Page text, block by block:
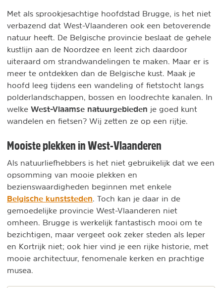
Met als sprookjesachtige hoofdstad Brugge, is het niet
verbazend dat West-Vlaanderen ook een betoverende
natuur heeft. De Belgische provincie beslaat de gehele
kustlijn aan de Noordzee en leent zich daardoor
uiteraard om strandwandelingen te maken. Maar er is
meer te ontdekken dan de Belgische kust. Maak je
hoofd leeg tijdens een wandeling of fietstocht langs
polderlandschappen, bossen en loodrechte kanalen. In
welke West-Vlaamse natuurgebieden je goed kunt
wandelen en fietsen? Wij zetten ze op een rijtje.
Mooiste plekken in West-Vlaanderen
Als natuurliefhebbers is het niet gebruikelijk dat we een
opsomming van mooie plekken en
bezienswaardigheden beginnen met enkele
Belgische kunststeden . Toch kan je daar in de
gemoedelijke provincie West-Vlaanderen niet
omheen. Brugge is werkelijk fantastisch mooi om te
bezichtigen, maar vergeet ook zeker steden als Ieper
en Kortrijk niet; ook hier vind je een rijke historie, met
mooie architectuur, fenomenale kerken en prachtige
musea.